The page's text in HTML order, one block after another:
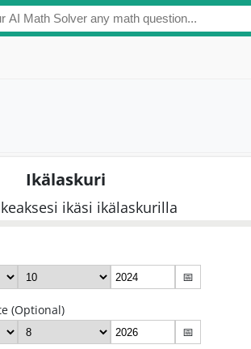
Ikälaskuri
ikäsi ikälaskurilla
📅
(Optional)
📅